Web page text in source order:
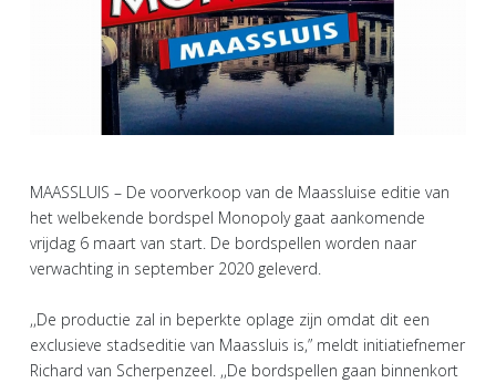
MAASSLUIS – De voorverkoop van de Maassluise editie van
het welbekende bordspel Monopoly gaat aankomende
vrijdag 6 maart van start. De bordspellen worden naar
verwachting in september 2020 geleverd.
,,De productie zal in beperkte oplage zijn omdat dit een
exclusieve stadseditie van Maassluis is,” meldt initiatiefnemer
Richard van Scherpenzeel. ,,De bordspellen gaan binnenkort